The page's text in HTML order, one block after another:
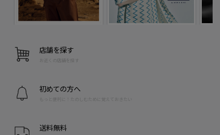
店舗を探す
お近くの店舗を探す
初めての方へ
もっと便利に！たのしむために覚えておきたい
送料無料